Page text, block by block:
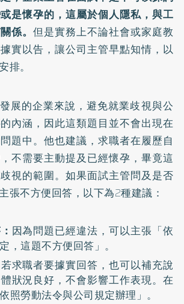
是懷孕的，這屬於個人隱私，與工
係。但是實務上不論社會或家庭教
實以告，讓公司主管早點知情，以
排。
展的企業來說，避免就業歧視與公
內涵，因此這類題目並不會出現在
題中。他也建議，求職者在履歷自
不需要主動提及已經懷孕，畢竟這
視的範圍。如果面試主管問及是否
張不方便回答，以下為2種建議：
因為問題已經違法，可以主張「依
，這題不方便回答」。
若求職者要據實回答，也可以補充說
狀況良好，不會影響工作表現。在
照勞動法令與公司規定辦理」。